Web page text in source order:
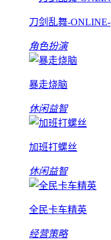
刀剑乱舞-ONLINE-
角色扮演
暴走烧脑
休闲益智
加班打螺丝
休闲益智
全民卡车精英
经营策略